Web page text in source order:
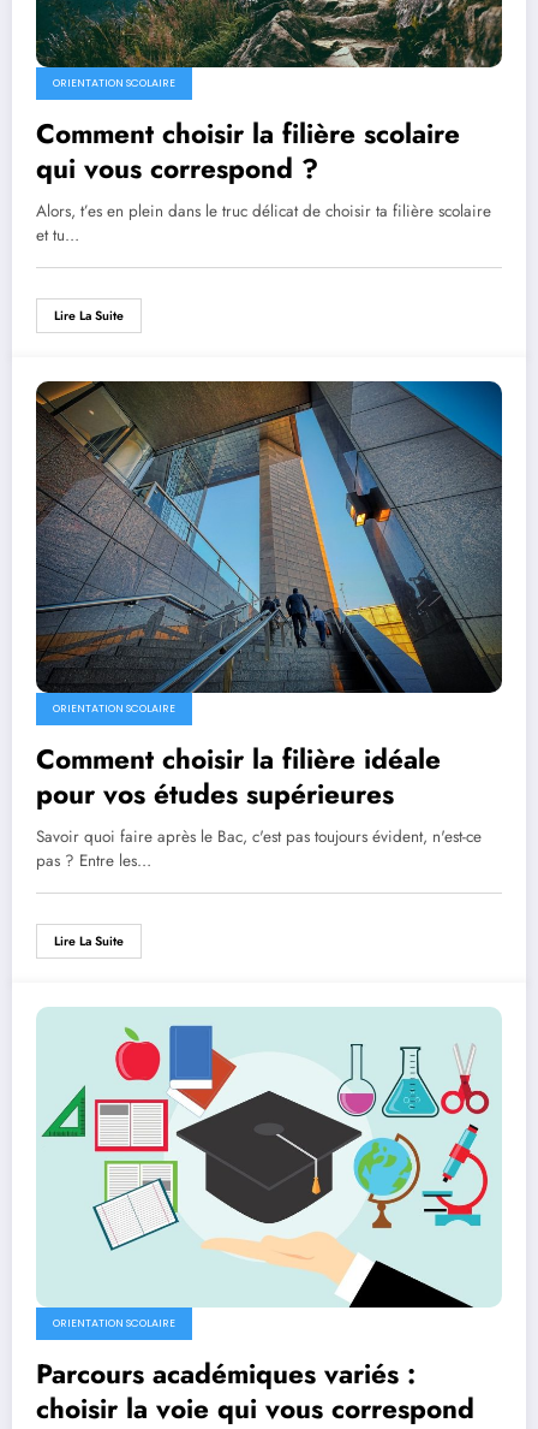
ORIENTATION SCOLAIRE
Comment choisir la filière scolaire
qui vous correspond ?
Alors, t’es en plein dans le truc délicat de choisir ta filière scolaire
et tu…
Lire La Suite
ORIENTATION SCOLAIRE
Comment choisir la filière idéale
pour vos études supérieures
Savoir quoi faire après le Bac, c'est pas toujours évident, n'est-ce
pas ? Entre les…
Lire La Suite
ORIENTATION SCOLAIRE
Parcours académiques variés :
choisir la voie qui vous correspond